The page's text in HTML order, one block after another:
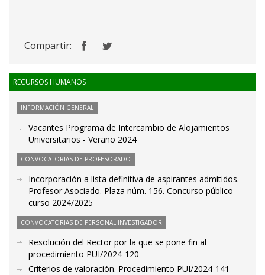
Compartir:
RECURSOS HUMANOS
INFORMACIÓN GENERAL
Vacantes Programa de Intercambio de Alojamientos
Universitarios - Verano 2024
CONVOCATORIAS DE PROFESORADO
Incorporación a lista definitiva de aspirantes admitidos.
Profesor Asociado. Plaza núm. 156. Concurso público
curso 2024/2025
CONVOCATORIAS DE PERSONAL INVESTIGADOR
Resolución del Rector por la que se pone fin al
procedimiento PUI/2024-120
Criterios de valoración. Procedimiento PUI/2024-141